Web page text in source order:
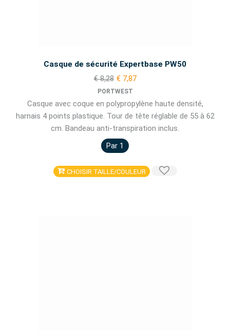
Casque de sécurité Expertbase PW50
€ 8,28 € 7,87
PORTWEST
Casque avec coque en polypropylène haute densité,
harnais 4 points plastique. Tour de tête réglable de 55 à 62
cm. Bandeau anti-transpiration inclus.
Par 1
CHOISIR TAILLE/COULEUR